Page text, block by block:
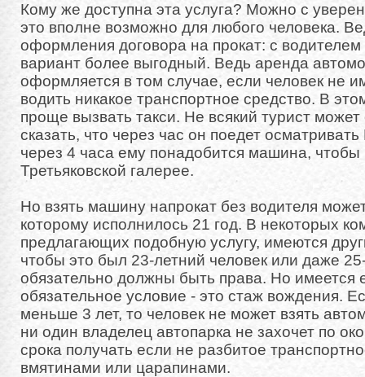
Кому же доступна эта услуга? Можно с
это вполне возможно для любого человека.
оформления договора на прокат: с
вариант более выгодный. Ведь аренда
оформляется в том случае, если человек не
водить никакое транспортное средство. В
проще вызвать такси. Не всякий турист
сказать, что через час он поедет
через 4 часа ему понадобится машина, чтобы
Третьяковской галерее.
Но взять машину напрокат без водителя
которому исполнилось 21 год. В некоторых
предлагающих подобную услугу, имеются
чтобы это был 23-летний человек или даже
обязательно должны быть права. Но имеется
обязательное условие - это стаж вождения.
меньше 3 лет, то человек не может взять
ни один владелец автопарка не захочет по
срока получать если не разбитое
вмятинами или царапинами.